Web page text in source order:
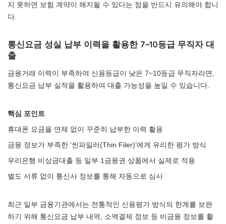
지 못하면 보험 계약이 해지될 수 있다는 점을 반드시 유의해야 합니
다.
통신요금 성실 납부 이력을 활용한 7~10등급 무직자 대
출
금융거래 이력이 부족하여 신용등급이 낮은 7~10등급 무직자라면,
통신요금 납부 실적을 활용하여 대출 가능성을 높일 수 있습니다.
핵심 포인트
휴대폰 요금을 연체 없이 꾸준히 납부한 이력 활용
금융 정보가 부족한 ‘씬파일러(Thin Filer)’에게 유리한 평가 방식
우리은행 비상금대출 등 일부 1금융권 상품에서 실제로 적용
별도 서류 없이 통신사 정보를 통해 자동으로 심사
최근 일부 금융기관에서는 전통적인 신용평가 방식의 한계를 보완
하기 위해 통신요금 납부 내역, 소액결제 정보 등 비금융 정보를 활